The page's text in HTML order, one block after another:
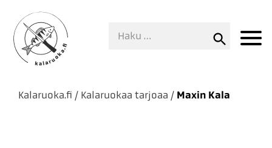
Kalaruoka.fi / Kalaruokaa tarjoaa / Maxin Kala